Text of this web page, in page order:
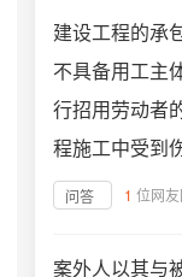
建设工程的承
不具备用工主
行招用劳动者
程施工中受到
问答 1 位网
案外人以其与